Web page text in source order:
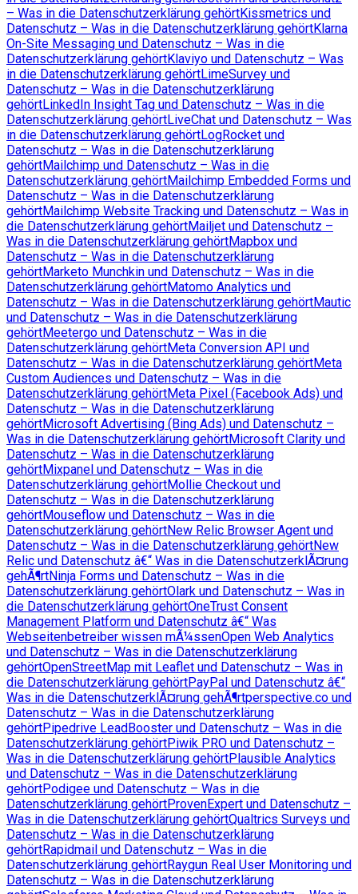
– Was in die Datenschutzerklärung gehörtKissmetrics und
Datenschutz – Was in die Datenschutzerklärung gehörtKlarna
On-Site Messaging und Datenschutz – Was in die
Datenschutzerklärung gehörtKlaviyo und Datenschutz – Was
in die Datenschutzerklärung gehörtLimeSurvey und
Datenschutz – Was in die Datenschutzerklärung
gehörtLinkedIn Insight Tag und Datenschutz – Was in die
Datenschutzerklärung gehörtLiveChat und Datenschutz – Was
in die Datenschutzerklärung gehörtLogRocket und
Datenschutz – Was in die Datenschutzerklärung
gehörtMailchimp und Datenschutz – Was in die
Datenschutzerklärung gehörtMailchimp Embedded Forms und
Datenschutz – Was in die Datenschutzerklärung
gehörtMailchimp Website Tracking und Datenschutz – Was in
die Datenschutzerklärung gehörtMailjet und Datenschutz –
Was in die Datenschutzerklärung gehörtMapbox und
Datenschutz – Was in die Datenschutzerklärung
gehörtMarketo Munchkin und Datenschutz – Was in die
Datenschutzerklärung gehörtMatomo Analytics und
Datenschutz – Was in die Datenschutzerklärung gehörtMautic
und Datenschutz – Was in die Datenschutzerklärung
gehörtMeetergo und Datenschutz – Was in die
Datenschutzerklärung gehörtMeta Conversion API und
Datenschutz – Was in die Datenschutzerklärung gehörtMeta
Custom Audiences und Datenschutz – Was in die
Datenschutzerklärung gehörtMeta Pixel (Facebook Ads) und
Datenschutz – Was in die Datenschutzerklärung
gehörtMicrosoft Advertising (Bing Ads) und Datenschutz –
Was in die Datenschutzerklärung gehörtMicrosoft Clarity und
Datenschutz – Was in die Datenschutzerklärung
gehörtMixpanel und Datenschutz – Was in die
Datenschutzerklärung gehörtMollie Checkout und
Datenschutz – Was in die Datenschutzerklärung
gehörtMouseflow und Datenschutz – Was in die
Datenschutzerklärung gehörtNew Relic Browser Agent und
Datenschutz – Was in die Datenschutzerklärung gehörtNew
Relic und Datenschutz â€“ Was in die DatenschutzerklÃ¤rung
gehÃ¶rtNinja Forms und Datenschutz – Was in die
Datenschutzerklärung gehörtOlark und Datenschutz – Was in
die Datenschutzerklärung gehörtOneTrust Consent
Management Platform und Datenschutz â€“ Was
Webseitenbetreiber wissen mÃ¼ssenOpen Web Analytics
und Datenschutz – Was in die Datenschutzerklärung
gehörtOpenStreetMap mit Leaflet und Datenschutz – Was in
die Datenschutzerklärung gehörtPayPal und Datenschutz â€“
Was in die DatenschutzerklÃ¤rung gehÃ¶rtperspective.co und
Datenschutz – Was in die Datenschutzerklärung
gehörtPipedrive LeadBooster und Datenschutz – Was in die
Datenschutzerklärung gehörtPiwik PRO und Datenschutz –
Was in die Datenschutzerklärung gehörtPlausible Analytics
und Datenschutz – Was in die Datenschutzerklärung
gehörtPodigee und Datenschutz – Was in die
Datenschutzerklärung gehörtProvenExpert und Datenschutz –
Was in die Datenschutzerklärung gehörtQualtrics Surveys und
Datenschutz – Was in die Datenschutzerklärung
gehörtRapidmail und Datenschutz – Was in die
Datenschutzerklärung gehörtRaygun Real User Monitoring und
Datenschutz – Was in die Datenschutzerklärung